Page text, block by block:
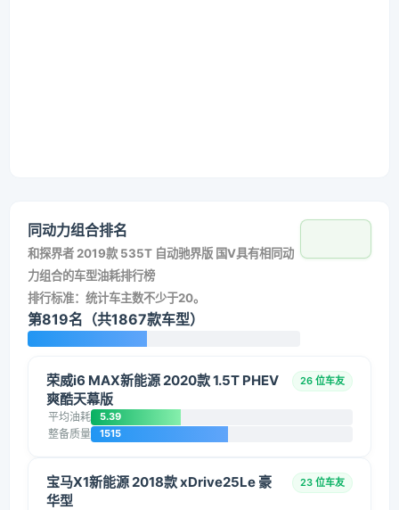
同动力组合排名
和探界者 2019款 535T 自动驰界版 国V具有相同动
力组合的车型油耗排行榜
排行标准：统计车主数不少于20。
第819名（共1867款车型）
荣威i6 MAX新能源 2020款 1.5T PHEV
爽酷天幕版
26 位车友
平均油耗 5.39
整备质量 1515
宝马X1新能源 2018款 xDrive25Le 豪
华型
23 位车友